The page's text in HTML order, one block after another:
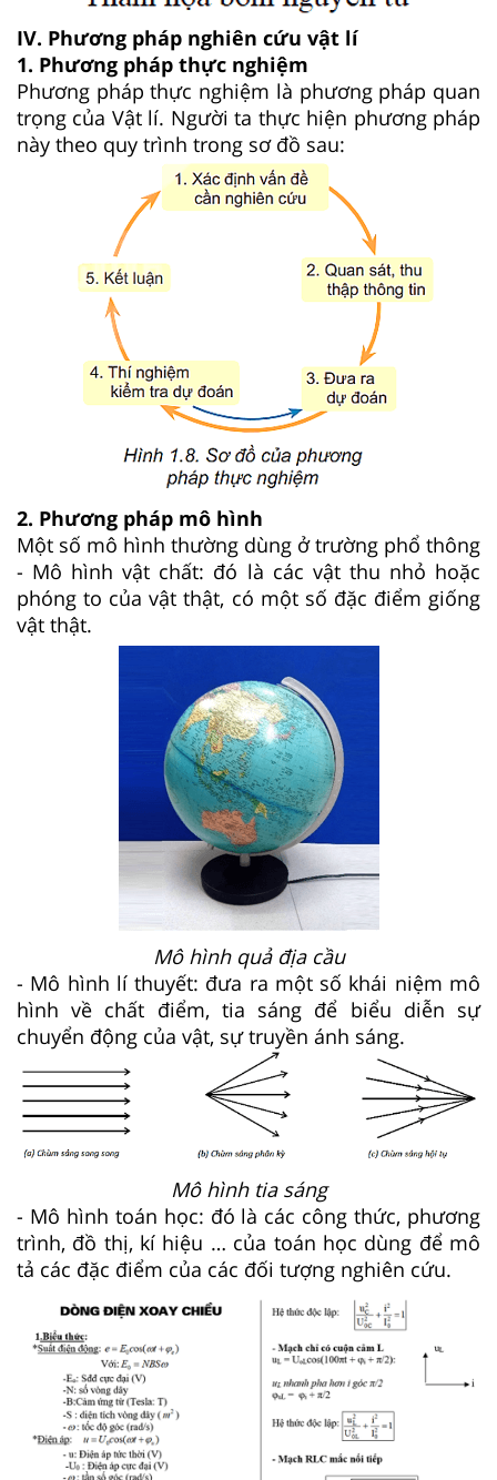
IV. Phương pháp nghiên cứu vật lí
1. Phương pháp thực nghiệm
Phương pháp thực nghiệm là phương pháp quan
trọng của Vật lí. Người ta thực hiện phương pháp
này theo quy trình trong sơ đồ sau:
2. Phương pháp mô hình
Một số mô hình thường dùng ở trường phổ thông
- Mô hình vật chất: đó là các vật thu nhỏ hoặc
phóng to của vật thật, có một số đặc điểm giống
vật thật.
Mô hình quả địa cầu
- Mô hình lí thuyết: đưa ra một số khái niệm mô
hình về chất điểm, tia sáng để biểu diễn sự
chuyển động của vật, sự truyền ánh sáng.
Mô hình tia sáng
- Mô hình toán học: đó là các công thức, phương
trình, đồ thị, kí hiệu … của toán học dùng để mô
tả các đặc điểm của các đối tượng nghiên cứu.